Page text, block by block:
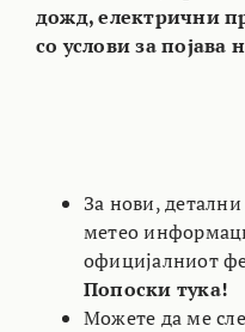
дожд, електрични
со услови за појава
За нови,
метео
официјалниот
Попоски тука!
Можете да ме